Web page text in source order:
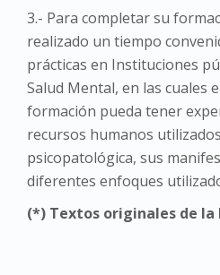
3.- Para completar su
realizado un tiempo
prácticas en Instituciones
Salud Mental, en las cuales
formación pueda tener
recursos humanos
psicopatológica, sus
diferentes enfoques
(*) Textos originales de la